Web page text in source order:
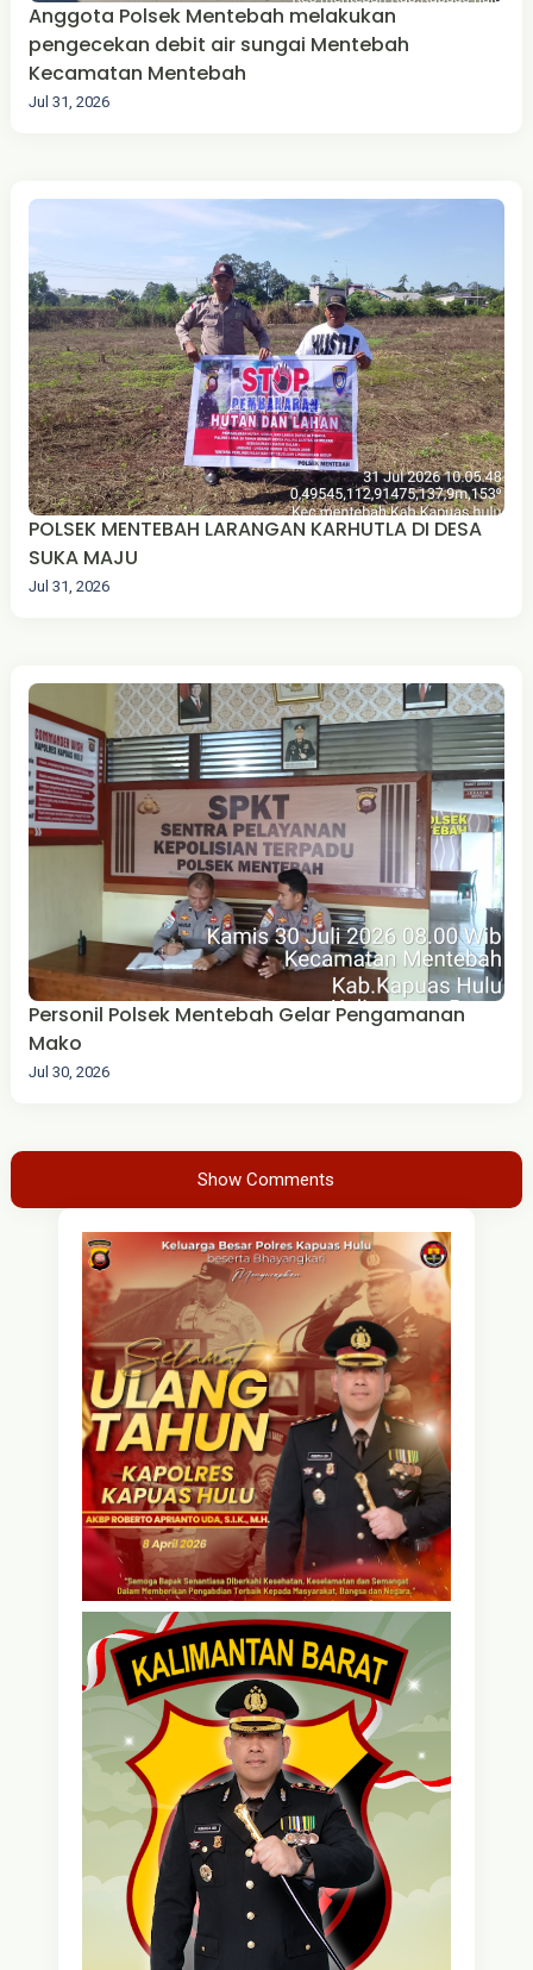
Anggota Polsek Mentebah melakukan
pengecekan debit air sungai Mentebah
Kecamatan Mentebah
Jul 31, 2026
POLSEK MENTEBAH LARANGAN KARHUTLA DI DESA
SUKA MAJU‎
Jul 31, 2026
Personil Polsek Mentebah Gelar Pengamanan
Mako
Jul 30, 2026
Show Comments